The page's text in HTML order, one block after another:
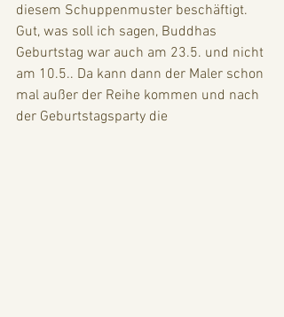
diesem Schuppenmuster beschäftigt.
Gut, was soll ich sagen, Buddhas
Geburtstag war auch am 23.5. und nicht
am 10.5.. Da kann dann der Maler schon
mal außer der Reihe kommen und nach
der Geburtstagsparty die